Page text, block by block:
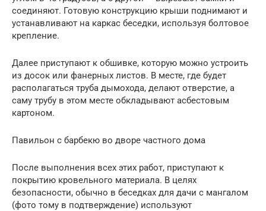
соединяют. Готовую конструкцию крыши поднимают и
устанавливают на каркас беседки, используя болтовое
крепление.
Далее приступают к обшивке, которую можно устроить
из досок или фанерных листов. В месте, где будет
располагаться труба дымохода, делают отверстие, а
саму трубу в этом месте обкладывают асбестовым
картоном.
Павильон с барбекю во дворе частного дома
После выполнения всех этих работ, приступают к
покрытию кровельного материала. В целях
безопасности, обычно в беседках для дачи с мангалом
(фото тому в подтверждение) используют